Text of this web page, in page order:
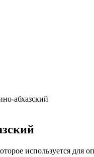
абхазский
используется для